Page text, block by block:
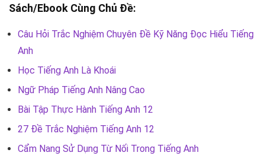
Sách/Ebook Cùng Chủ Đề:
Câu Hỏi Trắc Nghiệm Chuyên Đề Kỹ Năng Đọc Hiểu Tiếng
Anh
Học Tiếng Anh Là Khoái
Ngữ Pháp Tiếng Anh Nâng Cao
Bài Tập Thực Hành Tiếng Anh 12
27 Đề Trắc Nghiệm Tiếng Anh 12
Cẩm Nang Sử Dụng Từ Nối Trong Tiếng Anh